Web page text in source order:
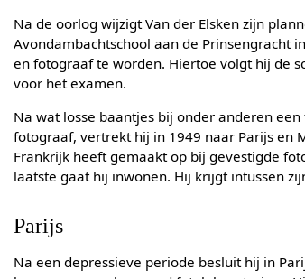
Na de oorlog wijzigt Van der Elsken zijn
Avondambachtschool aan de Prinsengracht
en fotograaf te worden. Hiertoe volgt hij de
voor het examen.
Na wat losse baantjes bij onder anderen
fotograaf, vertrekt hij in 1949 naar Parijs en
Frankrijk heeft gemaakt op bij gevestigde
laatste gaat hij inwonen. Hij krijgt intussen
Parijs
Na een depressieve periode besluit hij in